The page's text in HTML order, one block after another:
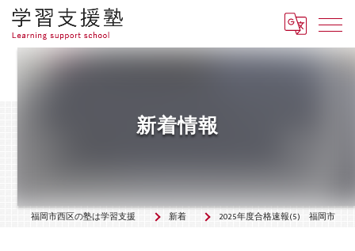
新着情報
福岡市西区の塾は学習支援塾「羅針盤」 新着情報 2025年度合格速報(5) 福岡市西区学習支援塾